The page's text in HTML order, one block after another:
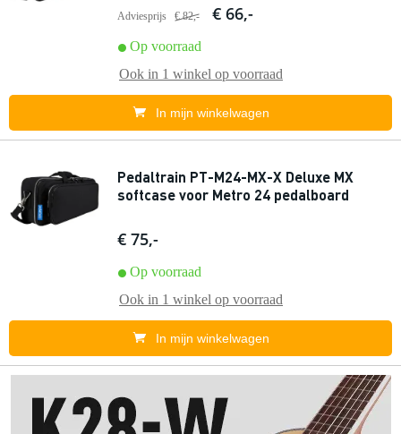
Adviesprijs € 82,- € 66,-
Op voorraad
Ook in 1 winkel op voorraad
In mijn winkelwagen
Pedaltrain PT-M24-MX-X Deluxe MX
softcase voor Metro 24 pedalboard
€ 75,-
Op voorraad
Ook in 1 winkel op voorraad
In mijn winkelwagen